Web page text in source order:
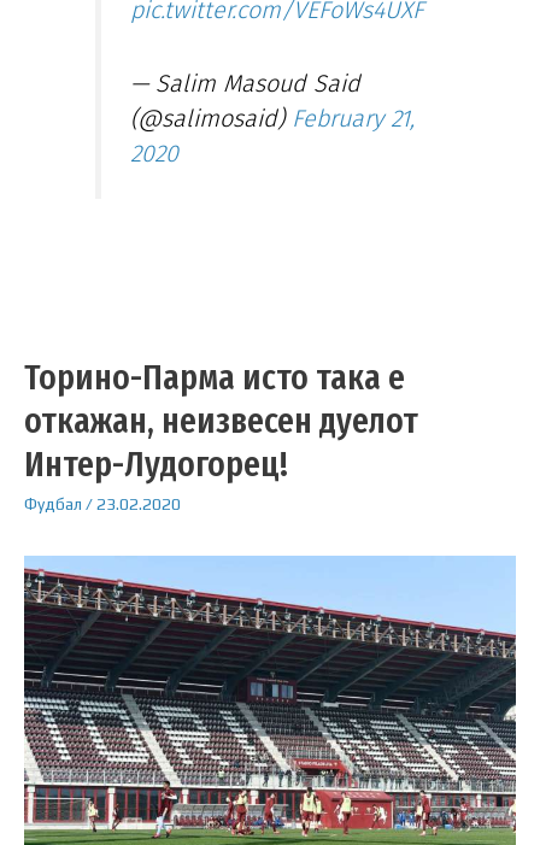
pic.twitter.com/VEFoWs4UXF
— Salim Masoud Said
(@salimosaid) February 21,
2020
Торино-Парма исто така е
откажан, неизвесен дуелот
Интер-Лудогорец!
Фудбал /23.02.2020